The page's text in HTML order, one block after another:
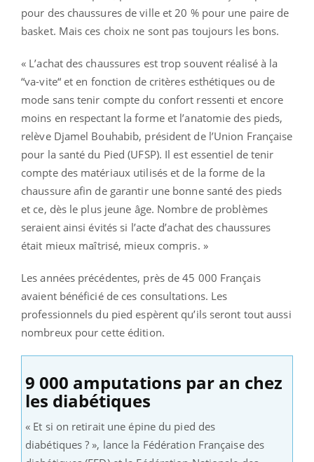
pour des chaussures de ville et 20 % pour une paire de
basket. Mais ces choix ne sont pas toujours les bons.
« L’achat des chaussures est trop souvent réalisé à la
“va-vite“ et en fonction de critères esthétiques ou de
mode sans tenir compte du confort ressenti et encore
moins en respectant la forme et l’anatomie des pieds,
relève Djamel Bouhabib, président de l’Union Française
pour la santé du Pied (UFSP). Il est essentiel de tenir
compte des matériaux utilisés et de la forme de la
chaussure afin de garantir une bonne santé des pieds
et ce, dès le plus jeune âge. Nombre de problèmes
seraient ainsi évités si l’acte d’achat des chaussures
était mieux maîtrisé, mieux compris. »
Les années précédentes, près de 45 000 Français
avaient bénéficié de ces consultations. Les
professionnels du pied espèrent qu’ils seront tout aussi
nombreux pour cette édition.
9 000 amputations par an chez
les diabétiques
« Et si on retirait une épine du pied des
diabétiques ? », lance la Fédération Française des